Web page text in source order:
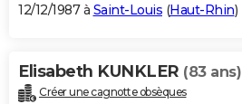
12/12/1987 à Saint-Louis (Haut-Rhin)
Elisabeth KUNKLER (83 ans)
Créer une cagnotte obsèques